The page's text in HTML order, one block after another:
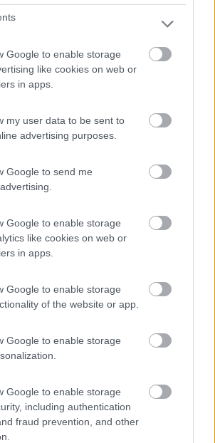
Google to enable storage
like cookies on web or
in apps.
my user data to be sent to
advertising purposes.
Google to send me
Google to enable storage
like cookies on web or
in apps.
Google to enable storage
of the website or app.
Google to enable storage
Google to enable storage
including authentication
fraud prevention, and other
0